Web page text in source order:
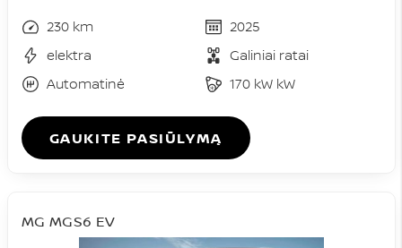
230 km
2025
elektra
Galiniai ratai
Automatinė
170 kW kW
GAUKITE PASIŪLYMĄ
MG MGS6 EV